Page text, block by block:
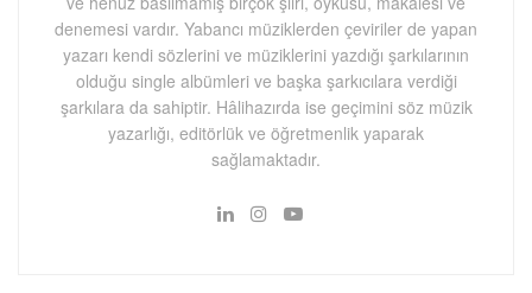
denemesi vardır. Yabancı müziklerden çeviriler de yapan
yazarı kendi sözlerini ve müziklerini yazdığı şarkılarının
olduğu single albümleri ve başka şarkıcılara verdiği
şarkılara da sahiptir. Hâlihazırda ise geçimini söz müzik
yazarlığı, editörlük ve öğretmenlik yaparak
sağlamaktadır.